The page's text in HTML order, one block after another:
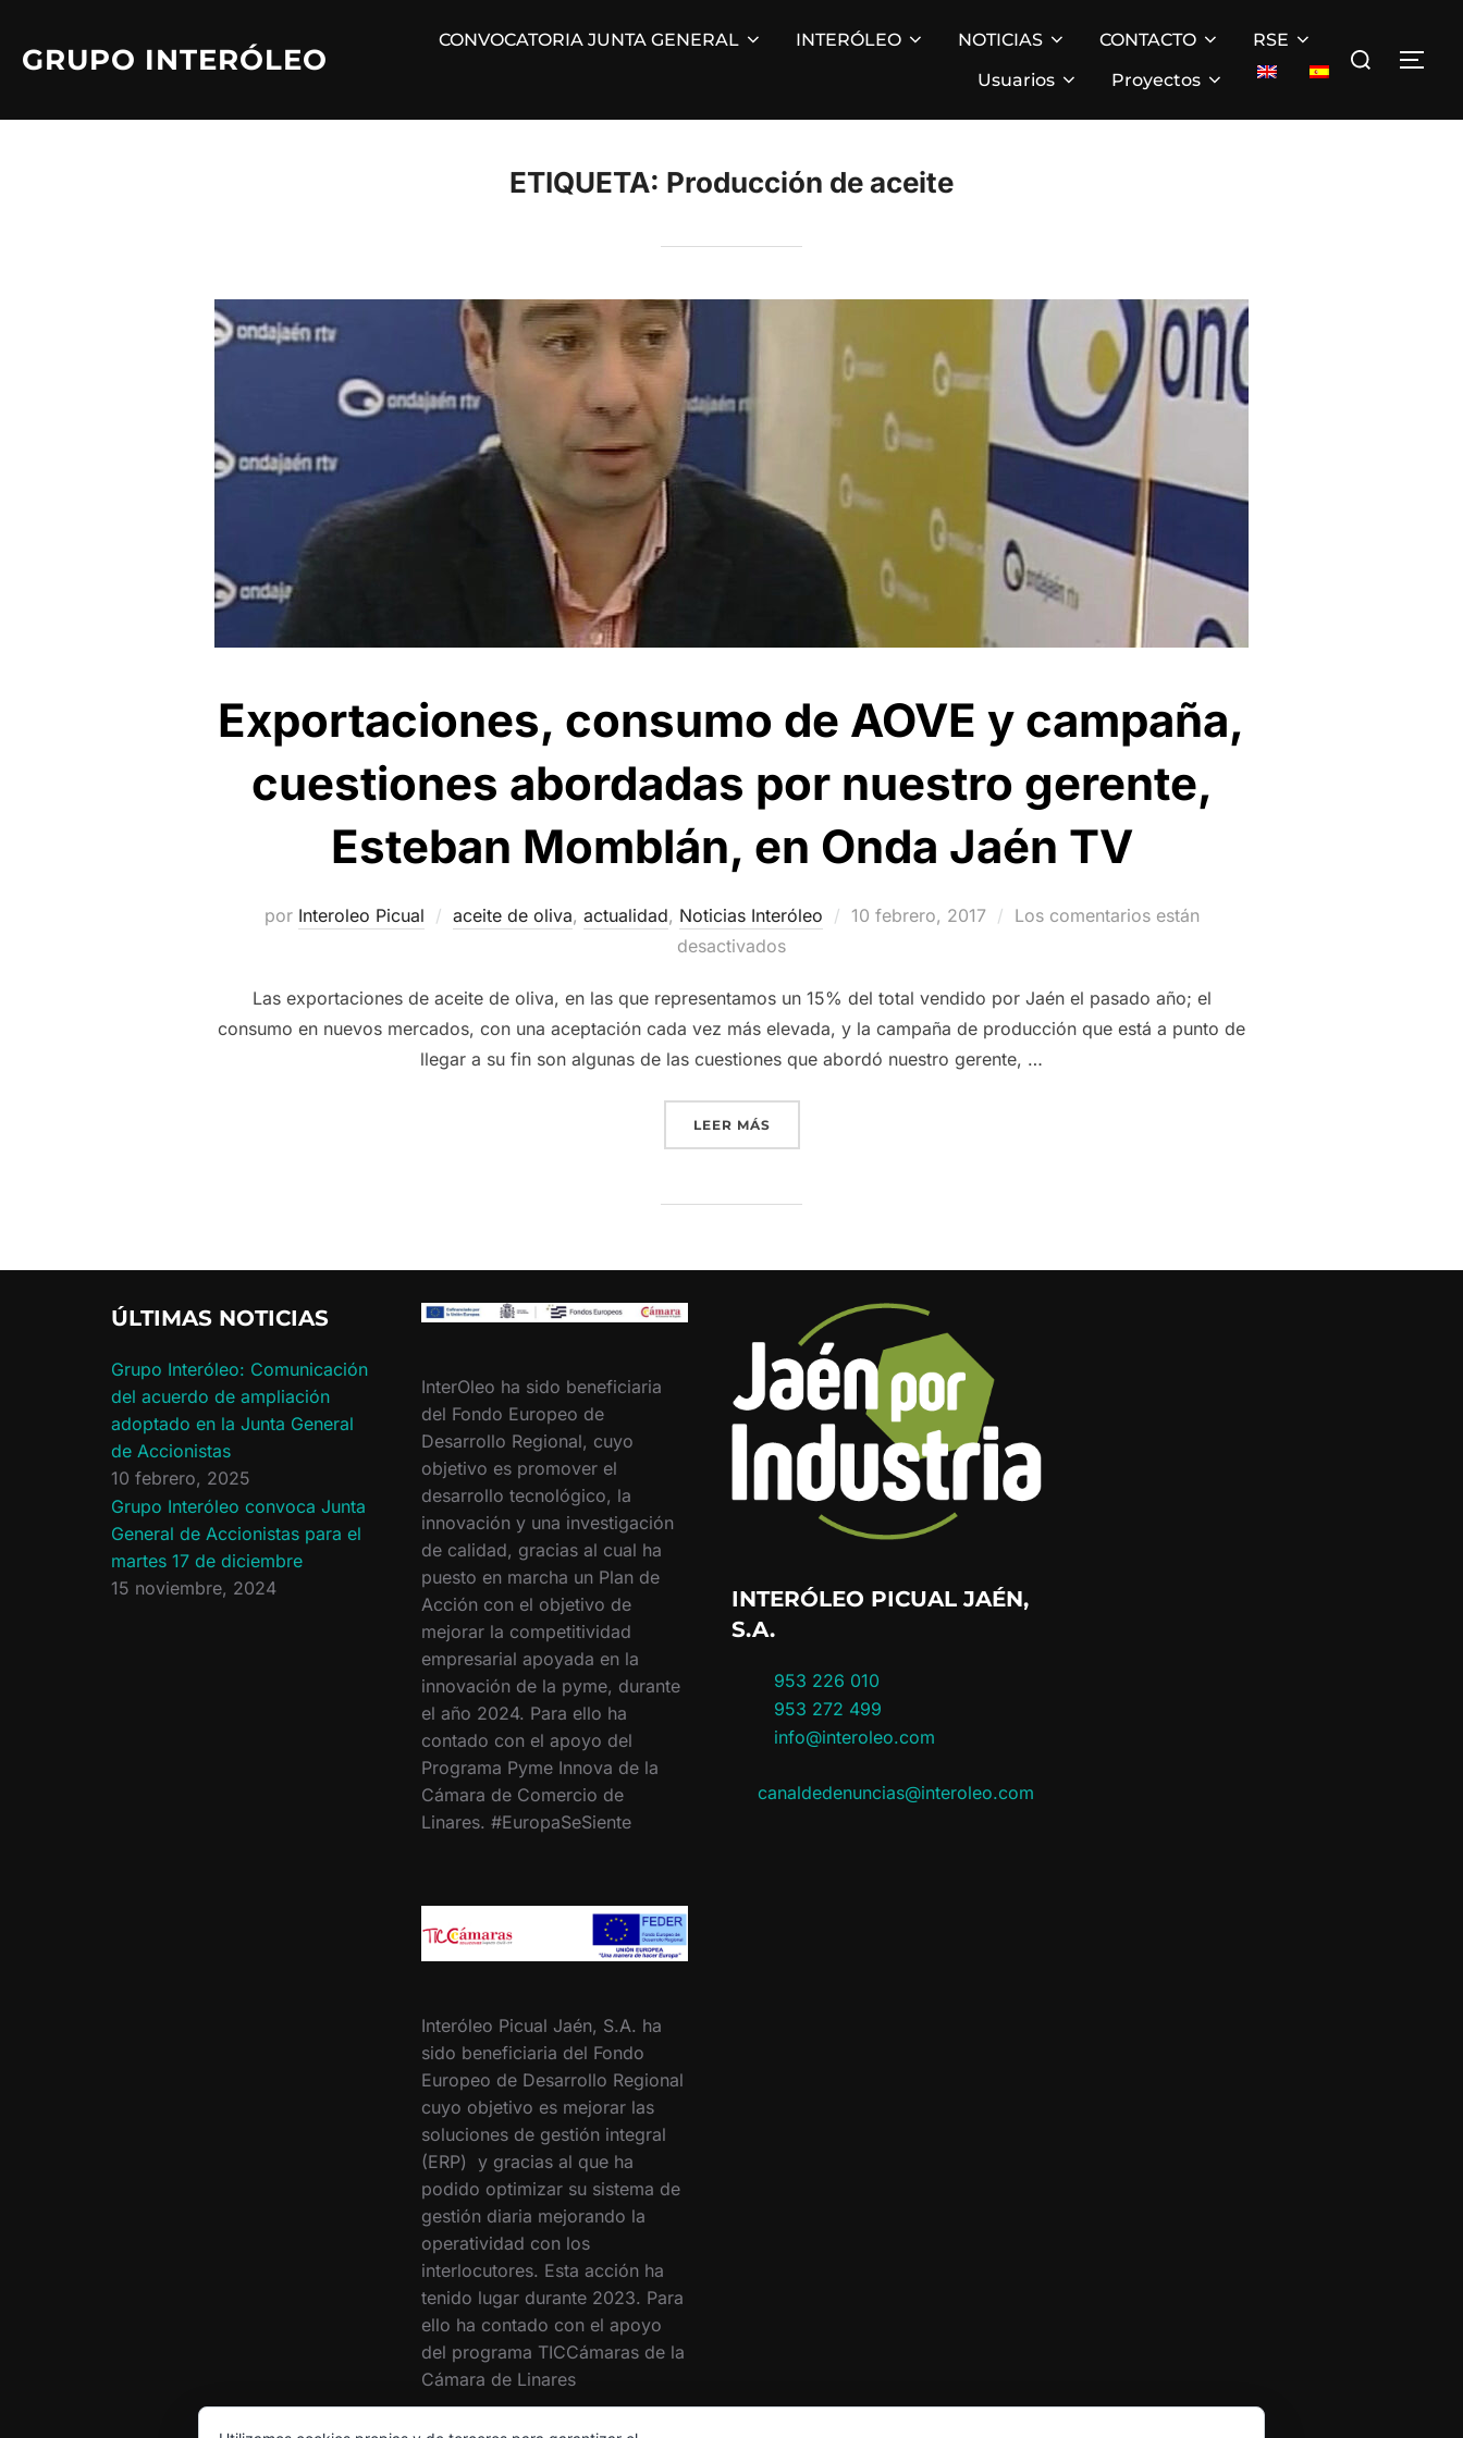
contenido
GRUPO INTERÓLEO
CONVOCATORIA JUNTA GENERAL INTERÓLEO NOTICIAS CONTACTO
RSE
Usuarios
Proyectos
Buscar:
ETIQUETA: Producción de aceite
Exportaciones, consumo de AOVE y campaña,
cuestiones abordadas por nuestro gerente,
Esteban Momblán, en Onda Jaén TV
por Interoleo Picual aceite de oliva, actualidad, Noticias Interóleo
Publicado
10 febrero, 2017
Los comentarios están
desactivados
Las exportaciones de aceite de oliva, en las que representamos un 15% del total vendido por Jaén el pasado año; el
consumo en nuevos mercados, con una aceptación cada vez más elevada, y la campaña de producción que está a punto de
llegar a su fin son algunas de las cuestiones que abordó nuestro gerente, …
LEER MÁS«EXPORTACIONES, CONSUMO DE AOVE Y CAMPAÑA, CUESTIONES ABORDADAS POR
ÚLTIMAS NOTICIAS
Grupo Interóleo: Comunicación
del acuerdo de ampliación
adoptado en la Junta General
de Accionistas
10 febrero, 2025
Grupo Interóleo convoca Junta
General de Accionistas para el
martes 17 de diciembre
15 noviembre, 2024
InterOleo ha sido beneficiaria
del Fondo Europeo de
Desarrollo Regional, cuyo
objetivo es promover el
desarrollo tecnológico, la
innovación y una investigación
de calidad, gracias al cual ha
puesto en marcha un Plan de
Acción con el objetivo de
mejorar la competitividad
empresarial apoyada en la
innovación de la pyme, durante
el año 2024. Para ello ha
contado con el apoyo del
Programa Pyme Innova de la
Cámara de Comercio de
Linares. #EuropaSeSiente
Interóleo Picual Jaén, S.A. ha
sido beneficiaria del Fondo
Europeo de Desarrollo Regional
cuyo objetivo es mejorar las
soluciones de gestión integral
(ERP) y gracias al que ha
podido optimizar su sistema de
gestión diaria mejorando la
operatividad con los
interlocutores. Esta acción ha
tenido lugar durante 2023. Para
ello ha contado con el apoyo
del programa TICCámaras de la
Cámara de Linares
INTERÓLEO PICUAL JAÉN,
S.A.
953 226 010
953 272 499
info@interoleo.com
canaldedenuncias@interoleo.com